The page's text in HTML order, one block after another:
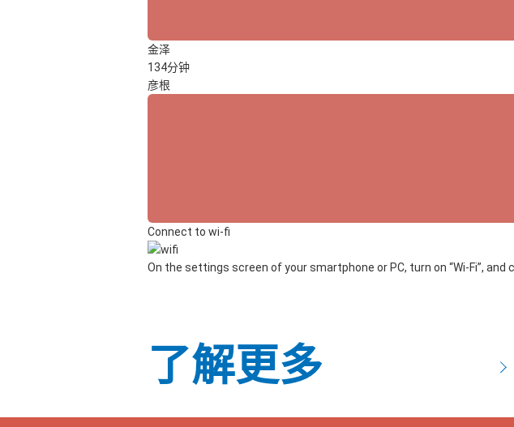
金泽
134分钟
彦根
Connect to wi-fi
On the settings screen of your smartphone or PC, turn on “Wi-Fi”, and
了解更多